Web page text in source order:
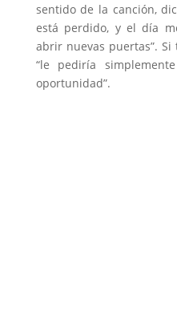
sentido de la canción,
está perdido, y el día
abrir nuevas puertas”. Si
“le pediría
oportunidad”.